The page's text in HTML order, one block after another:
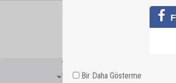
Bir Daha Gösterme